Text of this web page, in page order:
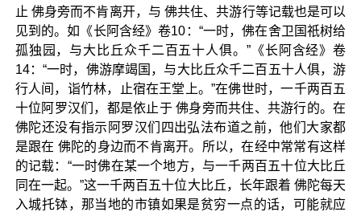
止 佛身旁而不肯离开，与 佛共住、共游行等记载也是可以
见到的。如《长阿含经》卷10：“一时，佛在舍卫国祇树给
孤独园，与大比丘众千二百五十人俱。”《长阿含经》卷
14：“一时，佛游摩竭国，与大比丘众千二百五十人俱，游
行人间，诣竹林，止宿在王堂上。”在佛世时，一千两百五
十位阿罗汉们，都是依止于 佛身旁而共住、共游行的。在
佛陀还没有指示阿罗汉们四出弘法布道之前，他们大家都
是跟在 佛陀的身边而不肯离开。所以，在经中常常有这样
的记载：“一时佛在某一个地方，与一千两百五十位大比丘
同在一起。”这一千两百五十位大比丘，长年跟着 佛陀每天
入城托钵，那当地的市镇如果是贫穷一点的话，可能就应